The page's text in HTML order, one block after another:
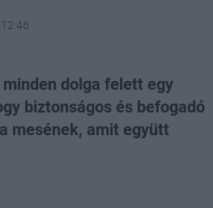
dolga felett egy
biztonságos és befogadó
mesének, amit együtt